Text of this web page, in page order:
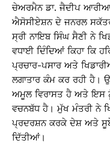
ਚੇਅਰਮੈਨ ਡਾ. ਜੈਦੀਪ
ਐਸੋਸੀਏਸ਼ਨ ਦੇ ਜਨਰਲ
ਸ੍ਰੀ ਨਾਇਬ ਸਿੰਘ ਸੈਣੀ ਨੇ
ਵਧਾਈ ਦਿੰਦਿਆਂ ਕਿਹਾ ਕਿ
ਪ੍ਰਚਾਰ-ਪਸਾਰ ਅਤੇ
ਲਗਾਤਾਰ ਕੰਮ ਕਰ ਰਹੀ ਹੈ।
ਅਮੂਲ ਵਿਰਾਸਤ ਹੈ ਅਤੇ ਇਸ
ਵਚਨਬੱਧ ਹੈ। ਮੁੱਖ ਮੰਤਰੀ ਨੇ
ਪ੍ਰਦਰਸ਼ਨ ਕਰਕੇ ਦੇਸ਼ ਅਤੇ ਸੂਬੇ
ਦਿੱਤੀਆਂ।